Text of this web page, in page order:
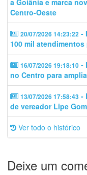
a Goiânia e marca
Centro-Oeste
20/07/2026 14:23:22 -
100 mil
16/07/2026 19:18:10 -
no Centro para
13/07/2026 17:58:43 -
de vereador Lipe
Ver todo o histórico
Deixe um